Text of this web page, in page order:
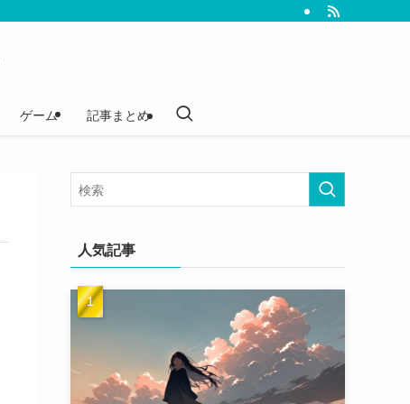
ゲーム 記事まとめ
人気記事